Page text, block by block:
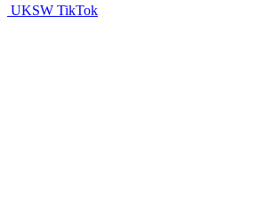
UKSW TikTok